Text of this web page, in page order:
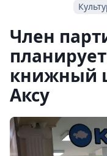
Член
книжный
Аксу